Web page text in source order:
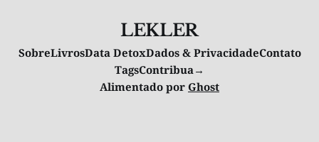
LEKLER
SobreLivrosData DetoxDados & PrivacidadeContato
TagsContribua→
Alimentado por Ghost